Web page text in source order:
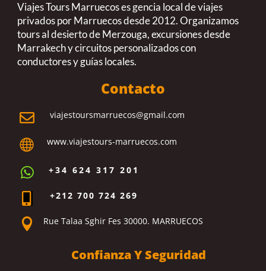
Viajes Tours Marruecos es gencia local de viajes
privados por Marruecos desde 2012. Organizamos
tours al desierto de Merzouga, excursiones desde
Marrakech y circuitos personalizados con
conductores y guías locales.
Contacto
 viajestoursmarruecos@gmail.com
 www.viajestours-marruecos.com
 +34 624 317 201
 +212 700 724 269
 Rue Talaa Sghir Fes 30000. MARRUECOS
Confianza Y Seguridad